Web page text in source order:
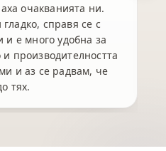
очакванията ни.
справя се с
и е много удобна за
производителността
и аз се радвам, че
тях.